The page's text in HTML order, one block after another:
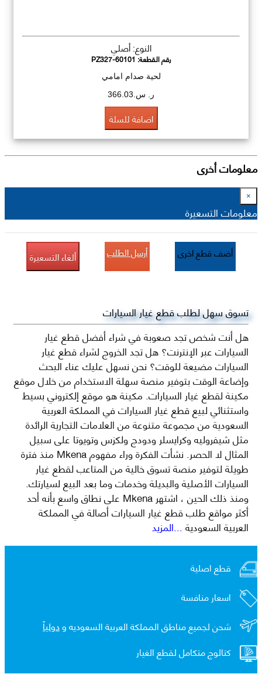
النوع: أصلي
رقم القطعة:PZ327-60101
لحية صدام امامي
ر. س.366.03
اضافة للسلة
معلومات أخرى
×
معلومات التسعيرة
أضف قطع اخرى أرسل الطلب ألغاء التسعيرة
تسوق سهل لطلب قطع غيار السيارات
هل أنت شخص تجد صعوبة في شراء أفضل قطع غيار
السيارات عبر الإنترنت؟ هل تجد الخروج لشراء قطع غيار
السيارات مضيعة للوقت؟ نحن نسهل عليك عناء البحث
وإضاعة الوقت بتوفير منصة سهلة الاستخدام من خلال موقع
مكينة لقطع غيار السيارات. مكينة هو موقع إلكتروني بسيط
واستثنائي لبيع قطع غيار السيارات في المملكة العربية
السعودية من مجموعة متنوعة من العلامات التجارية الرائدة
مثل شيفروليه وكرايسلر ودودج ولكزس وتويوتا على سبيل
المثال لا الحصر. نشأت الفكرة وراء مفهوم Mkena منذ فترة
طويلة لتوفير منصة تسوق خالية من المتاعب لقطع غيار
السيارات الأصلية والبديلة وخدمات وما بعد البيع لسيارتك.
ومنذ ذلك الحين ، اشتهر Mkena على نطاق واسع بأنه أحد
أكثر مواقع طلب قطع غيار السيارات أصالة في المملكة
العربية السعودية...المزيد
قطع اصلية
اسعار منافسة
شحن لجميع مناطق المملكة العربية السعوديه ودولياً
كتالوج متكامل لقطع الغيار